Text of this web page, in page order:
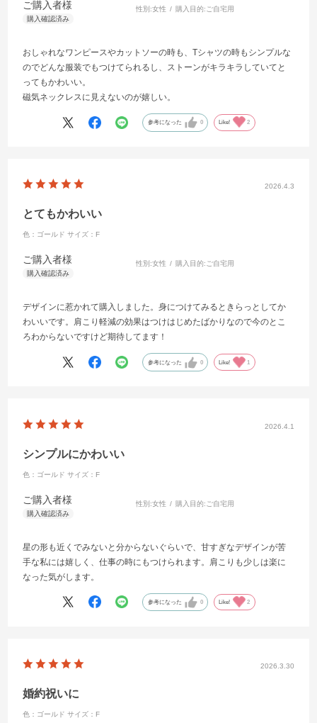
ご購入者様 性別:女性 購入目的: ご自宅用
おしゃれなワンピースやカットソーの時も、Tシャツの時もシンプルな
のでどんな服装でもつけてられるし、ストーンがキラキラしていてと
ってもかわいい。
磁気ネックレスに見えないのが嬉しい。
参考になった 0 Like! 2
2026.4.3
とてもかわいい
色：ゴールド サイズ：F
ご購入者様 性別:女性 購入目的:ご自宅用
デザインに惹かれて購入しました。身につけてみるときらっとしてか
わいいです。肩こり軽減の効果はつけはじめたばかりなので今のとこ
ろわからないですけど期待してます！
参考になった 0 Like! 1
2026.4.1
シンプルにかわいい
色：ゴールド サイズ：F
ご購入者様 性別:女性 購入目的: ご自宅用
星の形も近くでみないと分からないぐらいで、甘すぎなデザインが苦
手な私には嬉しく、仕事の時にもつけられます。肩こりも少しは楽に
なった気がします。
参考になった 0 Like! 2
2026.3.30
婚約祝いに
色：ゴールド サイズ：F